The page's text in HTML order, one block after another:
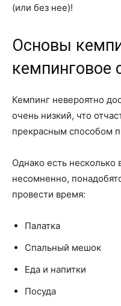
(или без нее)!
Основы
кемпинговое
Кемпинг невероятно
очень низкий, что
прекрасным способом
Однако есть
несомненно,
провести время:
Палатка
Спальный мешок
Еда и напитки
Посуда